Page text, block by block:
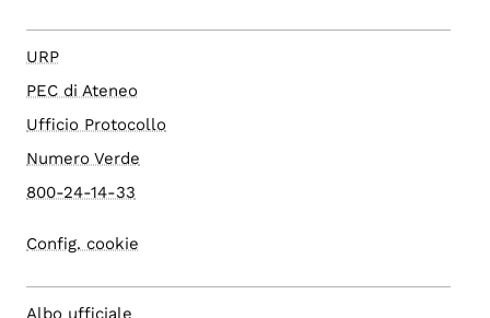
URP
PEC di Ateneo
Ufficio Protocollo
Numero Verde
800-24-14-33
Config. cookie
Albo ufficiale